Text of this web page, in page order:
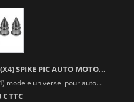
SPIKE PIC AUTO MOTO...
modele universel pour auto...
€ TTC